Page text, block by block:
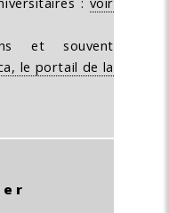
et souvent
le portail de la